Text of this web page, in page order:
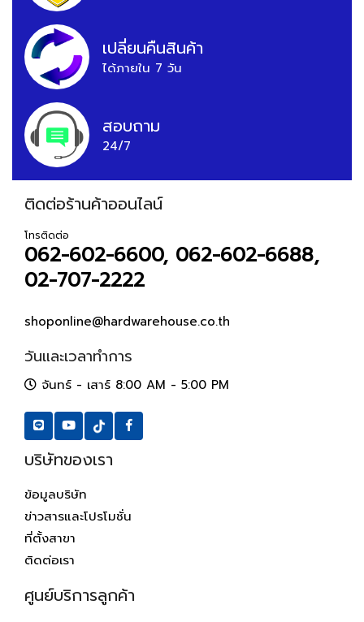
เปลี่ยนคืนสินค้า
ได้ภายใน 7 วัน
สอบถาม
24/7
ติดต่อร้านค้าออนไลน์
โทรติดต่อ
062-602-6600, 062-602-6688,
02-707-2222
shoponline@hardwarehouse.co.th
วันและเวลาทำการ
จันทร์ - เสาร์ 8:00 AM - 5:00 PM
บริษัทของเรา
ข้อมูลบริษัท
ข่าวสารและโปรโมชั่น
ที่ตั้งสาขา
ติดต่อเรา
ศูนย์บริการลูกค้า